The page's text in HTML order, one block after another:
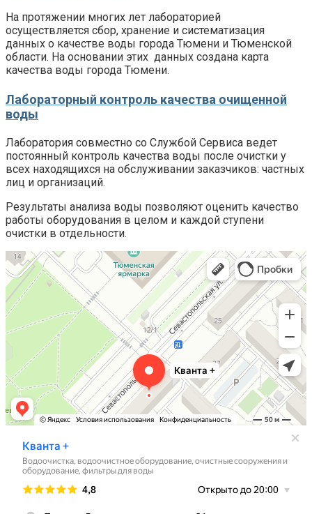
На протяжении многих лет лабораторией
осуществляется сбор, хранение и систематизация
данных о качестве воды города Тюмени и Тюменской
области. На основании этих данных создана карта
качества воды города Тюмени.
Лабораторный контроль качества очищенной
воды
Лаборатория совместно со Службой Сервиса ведет
постоянный контроль качества воды после очистки у
всех находящихся на обслуживании заказчиков: частных
лиц и организаций.
Результаты анализа воды позволяют оценить качество
работы оборудования в целом и каждой ступени
очистки в отдельности.